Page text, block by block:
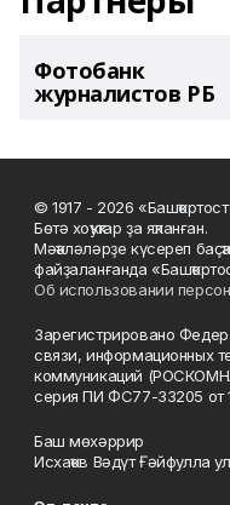
Фотобанк
журналистов РБ
© 1917 - 2026
Бөтә хоҡуҡтар ҙа яҡланған.
Мәҡәләләрҙе күсереп
файҙаланғанда
Об использовании
Зарегистрировано
связи, информационных
коммуникаций
серия ПИ ФС77-33205 от
Баш мөхәррир
Исхаҡов Вәдүт Ғәйфулла